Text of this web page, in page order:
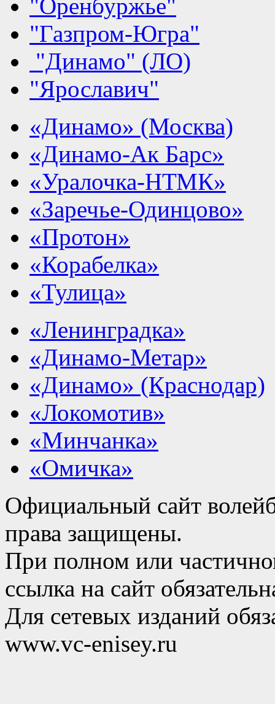
"Оренбуржье"
"Газпром-Югра"
"Динамо" (ЛО)
"Ярославич"
«Динамо» (Москва)
«Динамо-Ак Барс»
«Уралочка-НТМК»
«Заречье-Одинцово»
«Протон»
«Корабелка»
«Тулица»
«Ленинградка»
«Динамо-Метар»
«Динамо» (Краснодар)
«Локомотив»
«Минчанка»
«Омичка»
Официальный сайт
права защищены.
При полном или
ссылка на сайт
Для сетевых изданий
www.vc-enisey.ru